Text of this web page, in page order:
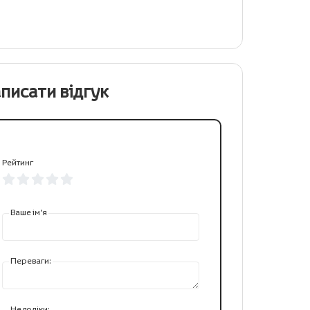
відгук
Рейтинг
Ваше ім’я
Переваги: